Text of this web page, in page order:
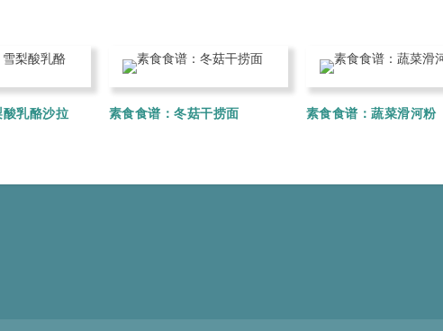
乳酪沙拉 素食食谱：冬菇干捞面 素食食谱：蔬菜滑河粉